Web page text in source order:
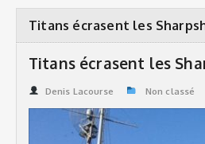
GALERIE PHOTOS
STATISTIQUES
ORGANISATION
CALENDRIER
COMMANDITAIRES
STATISTIQUES DE LA LIGUE
Titans écrasent les
Titans écrasent les
Denis Lacourse Non classé